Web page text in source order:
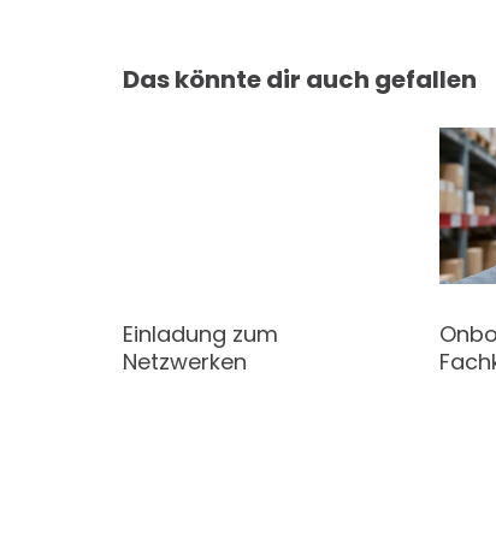
Das könnte dir auch gefallen
Einladung zum
Netzwerken